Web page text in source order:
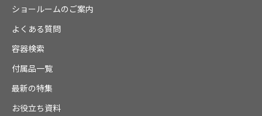
ショールームのご案内
よくある質問
容器検索
付属品一覧
最新の特集
お役立ち資料